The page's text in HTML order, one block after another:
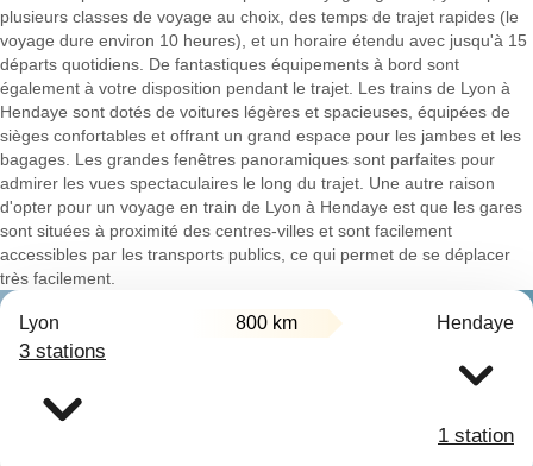
plusieurs classes de voyage au choix, des temps de trajet rapides (le
voyage dure environ 10 heures), et un horaire étendu avec jusqu'à 15
départs quotidiens. De fantastiques équipements à bord sont
également à votre disposition pendant le trajet. Les trains de Lyon à
Hendaye sont dotés de voitures légères et spacieuses, équipées de
sièges confortables et offrant un grand espace pour les jambes et les
bagages. Les grandes fenêtres panoramiques sont parfaites pour
admirer les vues spectaculaires le long du trajet. Une autre raison
d'opter pour un voyage en train de Lyon à Hendaye est que les gares
sont situées à proximité des centres-villes et sont facilement
accessibles par les transports publics, ce qui permet de se déplacer
très facilement.
Lyon 800 km Hendaye
3 stations
1 station